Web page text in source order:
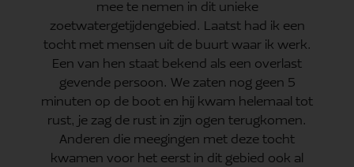
mee te nemen in dit unieke
zoetwatergetijdengebied. Laatst had ik een
tocht met mensen uit de buurt waar ik werk.
Een van hen staat bekend als een overlast
gevende persoon. We zaten nog geen 5
minuten op de boot en hij kwam helemaal tot
rust, je zag de rust in zijn ogen terugkomen.
Anderen die meegingen met deze tocht
kwamen voor het eerst in dit gebied ook al